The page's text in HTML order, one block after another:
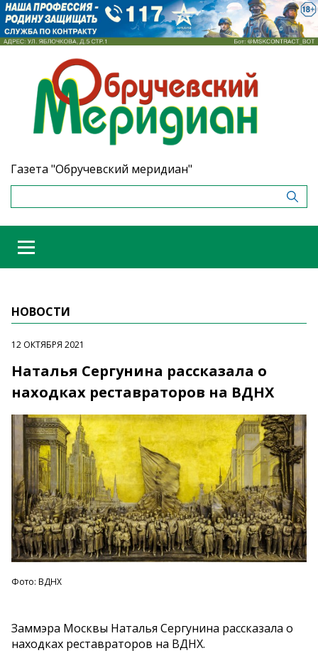
Газета "Обручевский меридиан"
НОВОСТИ
12 ОКТЯБРЯ 2021
Наталья Сергунина рассказала о
находках реставраторов на ВДНХ
Фото: ВДНХ
Заммэра Москвы Наталья Сергунина рассказала о
находках реставраторов на ВДНХ.